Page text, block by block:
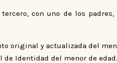
con uno de los
original y actualizada del
de Identidad del menor de edad.